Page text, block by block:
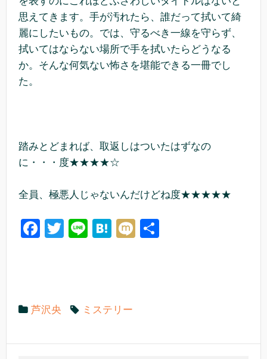
思えてきます。手が汚れたら、誰だって拭いて綺
麗にしたいもの。では、守るべき一線を守らず、
拭いてはならない場所で手を拭いたらどうなる
か。そんな何気ない怖さを堪能できる一冊でし
た。
踏みとどまれば、取返しはついたはずなの
に・・・度★★★★☆
全員、極悪人じゃないんだけどね度★★★★★
F
b
o
T
Li
H
a
M
芦沢央 ミステリー